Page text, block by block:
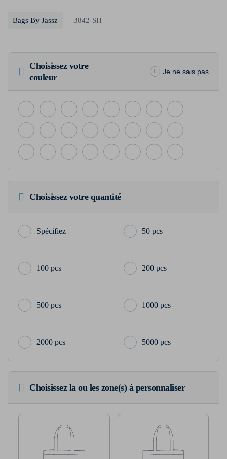
Bags By Jassz 3842-SH
Choisissez votre
couleur
Je ne sais pas
Choisissez votre quantité
50 pcs
100 pcs 200 pcs
500 pcs 1000 pcs
2000 pcs 5000 pcs
Choisissez la ou les zone(s) à personnaliser